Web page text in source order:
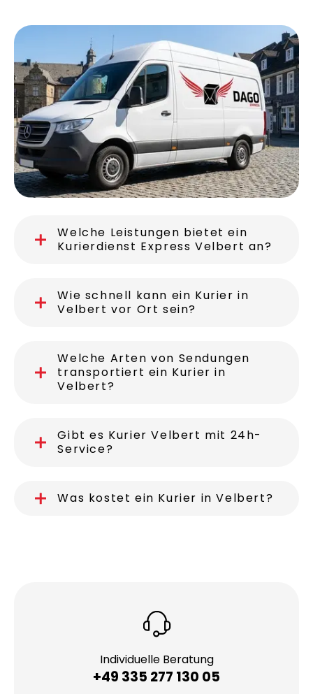
Welche Leistungen bietet ein
Kurierdienst Express Velbert an?
Wie schnell kann ein Kurier in
Velbert vor Ort sein?
Welche Arten von Sendungen
transportiert ein Kurier in
Velbert?
Gibt es Kurier Velbert mit 24h-
Service?
Was kostet ein Kurier in Velbert?
Individuelle Beratung
+49 335 277 130 05